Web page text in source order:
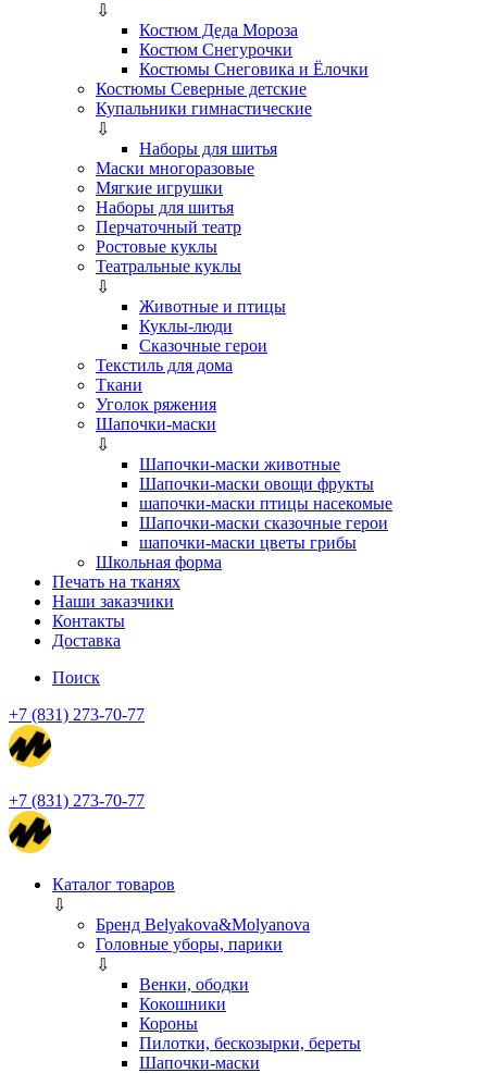
⇩
Костюм Деда Мороза
Костюм Снегурочки
Костюмы Снеговика и Ёлочки
Костюмы Северные детские
Купальники гимнастические
⇩
Наборы для шитья
Маски многоразовые
Мягкие игрушки
Наборы для шитья
Перчаточный театр
Ростовые куклы
Театральные куклы
⇩
Животные и птицы
Куклы-люди
Сказочные герои
Текстиль для дома
Ткани
Уголок ряжения
Шапочки-маски
⇩
Шапочки-маски животные
Шапочки-маски овощи фрукты
шапочки-маски птицы насекомые
Шапочки-маски сказочные герои
шапочки-маски цветы грибы
Школьная форма
Печать на тканях
Наши заказчики
Контакты
Доставка
Поиск
+7 (831) 273-70-77
+7 (831) 273-70-77
Каталог товаров
⇩
Бренд Belyakova&Molyanova
Головные уборы, парики
⇩
Венки, ободки
Кокошники
Короны
Пилотки, бескозырки, береты
Шапочки-маски